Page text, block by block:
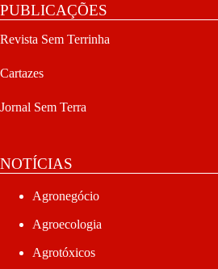
PUBLICAÇÕES
Revista Sem Terrinha
Cartazes
Jornal Sem Terra
NOTÍCIAS
Agronegócio
Agroecologia
Agrotóxicos